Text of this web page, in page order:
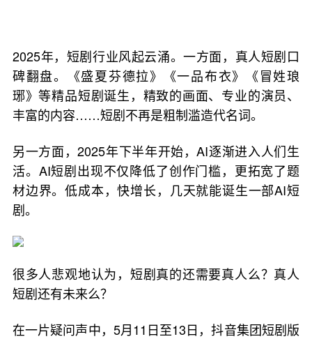
2025年，短剧行业风起云涌。一方面，真人短剧口
碑翻盘。《盛夏芬德拉》《一品布衣》《冒姓琅
琊》等精品短剧诞生，精致的画面、专业的演员、
丰富的内容……短剧不再是粗制滥造代名词。
另一方面，2025年下半年开始，AI逐渐进入人们生
活。AI短剧出现不仅降低了创作门槛，更拓宽了题
材边界。低成本，快增长，几天就能诞生一部AI短
剧。
很多人悲观地认为，短剧真的还需要真人么？真人
短剧还有未来么？
在一片疑问声中，5月11日至13日，抖音集团短剧版